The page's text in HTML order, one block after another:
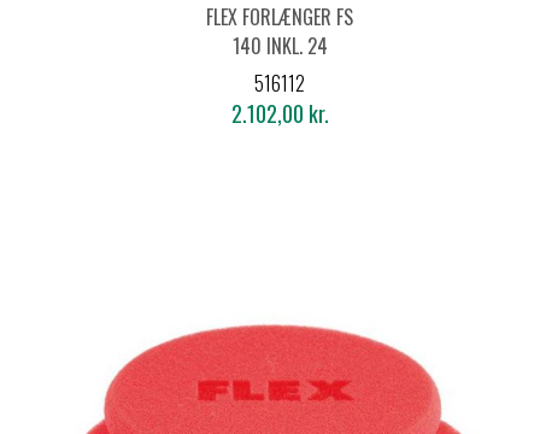
FLEX FORLÆNGER FS
140 INKL. 24
POLERKEGLER/SÆT
516112
2.102,00 kr.